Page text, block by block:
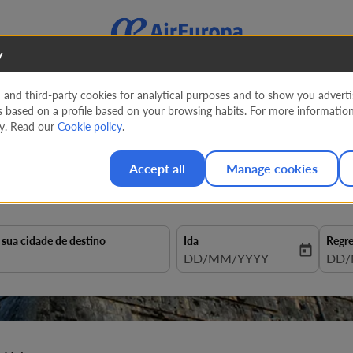
Ingressos de627 EUR
sua cidade de destino Ida
fc-booking-departure-date-
DD/MM/YYYY today fc-
DD/
third-party cookies for analytical purposes and to show you
based on a profile based on your browsing habits. For more
Read our Cookie policy.
Accept all Manage cookies